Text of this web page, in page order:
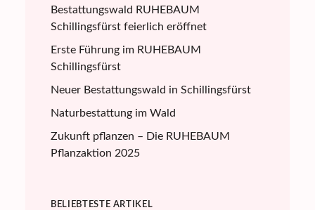
Bestattungswald RUHEBAUM
Schillingsfürst feierlich eröffnet
Erste Führung im RUHEBAUM
Schillingsfürst
Neuer Bestattungswald in Schillingsfürst
Naturbestattung im Wald
Zukunft pflanzen – Die RUHEBAUM
Pflanzaktion 2025
BELIEBTESTE ARTIKEL